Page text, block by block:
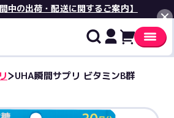
中の出荷・配送に関するご案内】
閉じる
UHA瞬間サプリ ビタミンB群